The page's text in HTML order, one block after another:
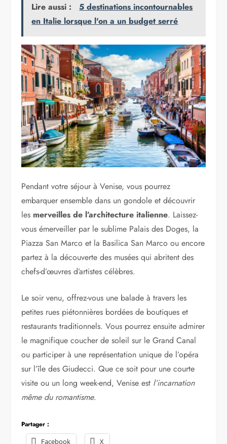
Lire aussi :
5 destinations incontournables
en Italie lorsque l'on a un budget serré
Pendant votre séjour à Venise, vous pourrez
embarquer ensemble dans un gondole et découvrir
les merveilles de l’architecture italienne. Laissez-
vous émerveiller par le sublime Palais des Doges, la
Piazza San Marco et la Basilica San Marco ou encore
partez à la découverte des musées qui abritent des
chefs-d’œuvres d’artistes célèbres.
Le soir venu, offrez-vous une balade à travers les
petites rues piétonnières bordées de boutiques et
restaurants traditionnels. Vous pourrez ensuite admirer
le magnifique coucher de soleil sur le Grand Canal
ou participer à une représentation unique de l’opéra
sur l’île des Giudecci. Que ce soit pour une courte
visite ou un long week-end, Venise est l’incarnation
même du romantisme.
Partager :
Facebook
X